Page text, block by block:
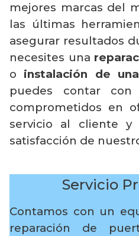
mejores marcas del
las últimas
asegurar resultados
necesites una
o instalación de
puedes contar con
comprometidos en
servicio al cliente y
satisfacción de
Servicio
Contamos con un
reparación de